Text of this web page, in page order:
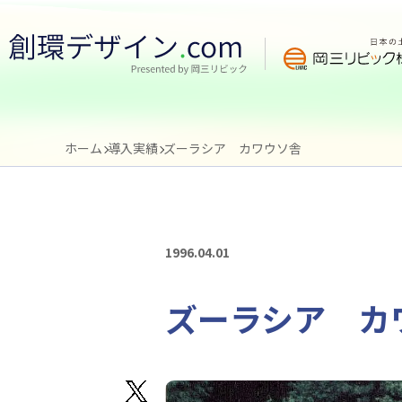
ホーム 導入実績 ズーラシア カワウソ舎
1996.04.01
ズーラシア カ